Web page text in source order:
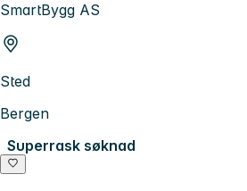
SmartBygg AS
Sted
Bergen
Superrask søknad